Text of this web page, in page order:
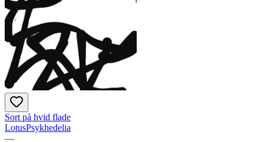
Sort på hvid flade
LotusPsykhedelia
—